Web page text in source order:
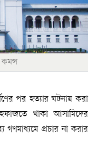
পর হত্যার ঘটনায় করা
থাকা আসামিদের
গণমাধ্যমে প্রচার না করার